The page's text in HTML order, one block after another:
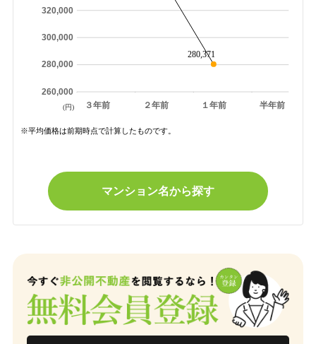
３年前 ２年前 １年前 半年前
260,000
280,000
300,000
320,000
280,371
(円)
※平均価格は前期時点で計算したものです。
マンション名から探す